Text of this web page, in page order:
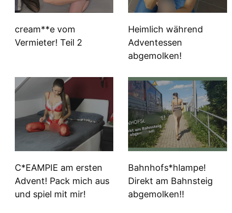
cream**e vom
Vermieter! Teil 2
Heimlich während
Adventessen
abgemolken!
C*EAMPIE am ersten
Advent! Pack mich aus
und spiel mit mir!
Bahnhofs*hlampe!
Direkt am Bahnsteig
abgemolken!!